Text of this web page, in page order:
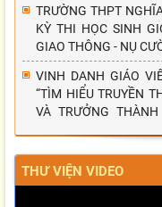
TRƯỜNG THPT
KỲ THI HỌC SINH GIỎI CẤP CỤM VÀ CUỘC THI AN TOÀN
GIAO THÔNG - NỤ
VINH DANH GIÁO
“TÌM HIỂU TRUYỀN
VÀ TRƯỞNG
THƯ VIỆN VIDEO